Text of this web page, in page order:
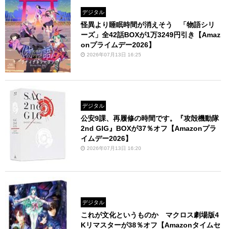
デジタル
怪異より睡眠時間が消えそう 「物語シリ
ーズ」全42話BOXが1万3249円引き【Amaz
onプライムデー2026】
2026年07月13日 16:25
デジタル
公安9課、再履修の時間です。『攻殻機動隊
2nd GIG』BOXが37％オフ【Amazonプラ
イムデー2026】
2026年07月13日 16:20
デジタル
これが文化というものか マクロス劇場版4
Kリマスターが38％オフ【Amazonタイムセ